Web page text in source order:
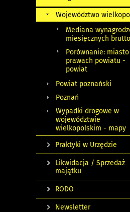
Województwo
Mediana
miesięcznych brutto
Porównanie:
prawach powiatu -
powiat
Powiat poznański
Poznań
Wypadki drogowe w
województwie
wielkopolskim - mapy
Praktyki w Urzędzie
Likwidacja / Sprzedaż
majątku
RODO
Newsletter